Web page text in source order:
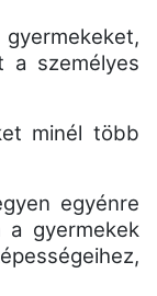
a személyes
minél több
egyénre
a gyermekek